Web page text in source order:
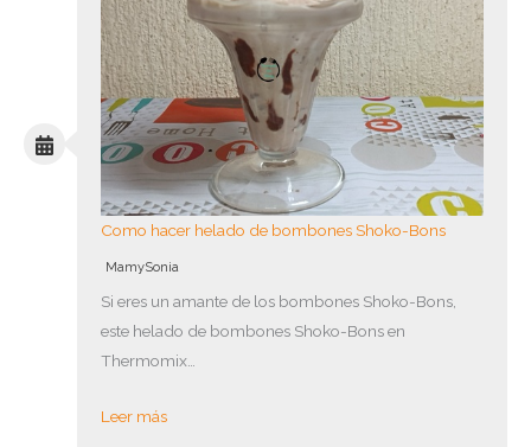
Como hacer helado de bombones Shoko-Bons
MamySonia
Si eres un amante de los bombones Shoko-Bons,
este helado de bombones Shoko-Bons en
Thermomix…
Leer más